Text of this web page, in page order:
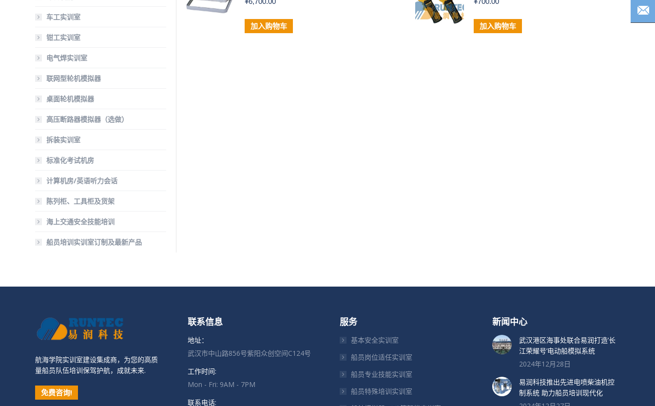
加入购物车 加入购物车
车工实训室
钳工实训室
电气焊实训室
联网型轮机模拟器
桌面轮机模拟器
高压断路器模拟器（选做）
拆装实训室
标准化考试机房
计算机房/英语听力会话
陈列柜、工具柜及货架
海上交通安全技能培训
船员培训实训室订制及最新产品
航海学院实训室建设集成商，为您的高质
量船员队伍培训保驾护航，成就未来.
免费咨询!
联系信息
地址：
武汉市中山路856号紫阳众创空间C124号
工作时间:
Mon - Fri: 9AM - 7PM
联系电话:
服务
基本安全实训室
船员岗位适任实训室
船员专业技能实训室
船员特殊培训实训室
新闻中心
武汉港区海事处联合易润打造’长
江荣耀号’电动船模拟系统
2024年12月28日
易润科技推出先进电喷柴油机控
制系统 助力船员培训现代化